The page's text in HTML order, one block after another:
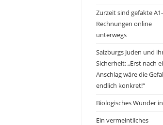
Zurzeit sind gefakte A1-
Rechnungen online
unterwegs
Salzburgs Juden und
Sicherheit: „Erst nach
Anschlag wäre die
endlich konkret!“
Biologisches Wunder
Ein vermeintliches